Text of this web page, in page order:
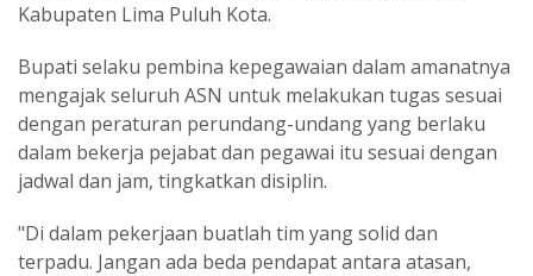
Kabupaten Lima Puluh Kota.
Bupati selaku pembina kepegawaian dalam amanatnya
mengajak seluruh ASN untuk melakukan tugas sesuai
dengan peraturan perundang-undang yang berlaku
dalam bekerja pejabat dan pegawai itu sesuai dengan
jadwal dan jam, tingkatkan disiplin.
"Di dalam pekerjaan buatlah tim yang solid dan
terpadu. Jangan ada beda pendapat antara atasan,